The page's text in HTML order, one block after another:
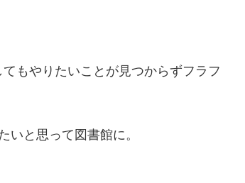
もやりたいことが見つからずフラフ
いと思って図書館に。